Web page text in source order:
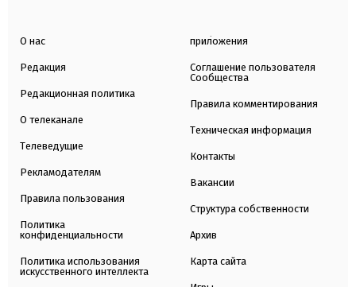
О нас
Редакция
Редакционная политика
О телеканале
Телеведущие
Рекламодателям
Правила пользования
Политика
конфиденциальности
Политика использования
искусственного интеллекта
приложения
Соглашение пользователя
Сообщества
Правила комментирования
Техническая информация
Контакты
Вакансии
Структура собственности
Архив
Карта сайта